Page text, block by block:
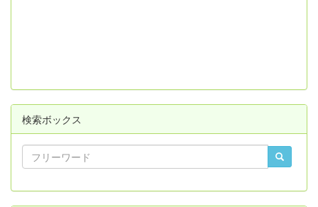
検索ボックス